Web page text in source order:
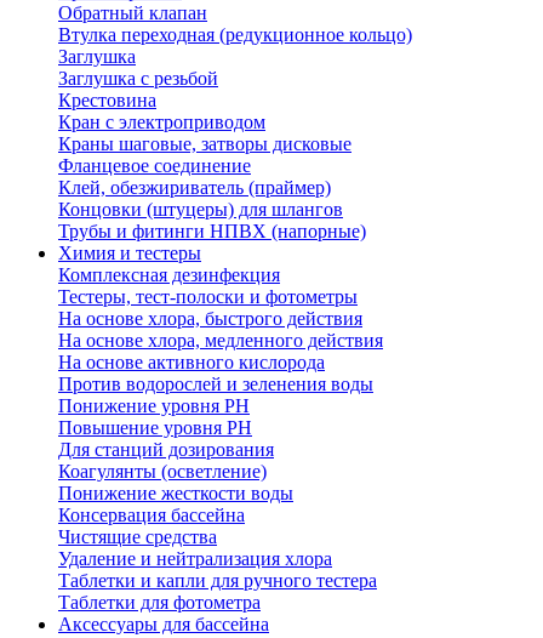
Обратный клапан
Втулка переходная (редукционное кольцо)
Заглушка
Заглушка с резьбой
Крестовина
Кран с электроприводом
Краны шаговые, затворы дисковые
Фланцевое соединение
Клей, обезжириватель (праймер)
Концовки (штуцеры) для шлангов
Трубы и фитинги НПВХ (напорные)
Химия и тестеры
Комплексная дезинфекция
Тестеры, тест-полоски и фотометры
На основе хлора, быстрого действия
На основе хлора, медленного действия
На основе активного кислорода
Против водорослей и зеленения воды
Понижение уровня РН
Повышение уровня РН
Для станций дозирования
Коагулянты (осветление)
Понижение жесткости воды
Консервация бассейна
Чистящие средства
Удаление и нейтрализация хлора
Таблетки и капли для ручного тестера
Таблетки для фотометра
Аксессуары для бассейна